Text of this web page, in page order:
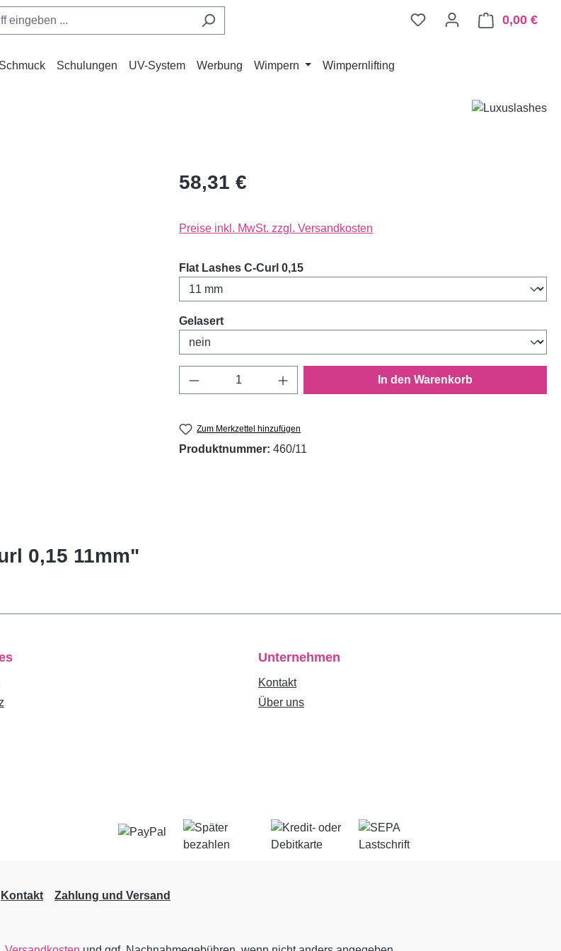
0,00 €
Schmuck Schulungen UV-System Werbung Wimpern Wimpernlifting
58,31 €
Preise inkl. MwSt. zzgl. Versandkosten
Flat Lashes C-Curl 0,15auswählen
Gelasertauswählen
Produkt Anzahl: Gib den gewünschten Wert ein
In den Warenkorb
Zum Merkzettel hinzufügen
Produktnummer: 460/11
0,15 11mm"
Unternehmen
Kontakt
Über uns
Kontakt Zahlung und Versand